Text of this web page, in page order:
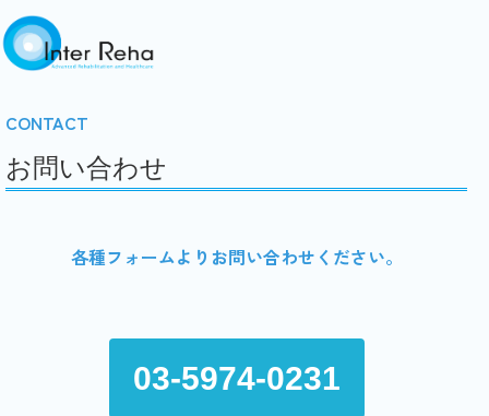
CONTACT
お問い合わせ
各種フォームよりお問い合わせください。
03-5974-0231